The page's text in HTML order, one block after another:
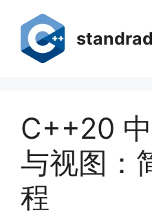
C++20
与视图：
程